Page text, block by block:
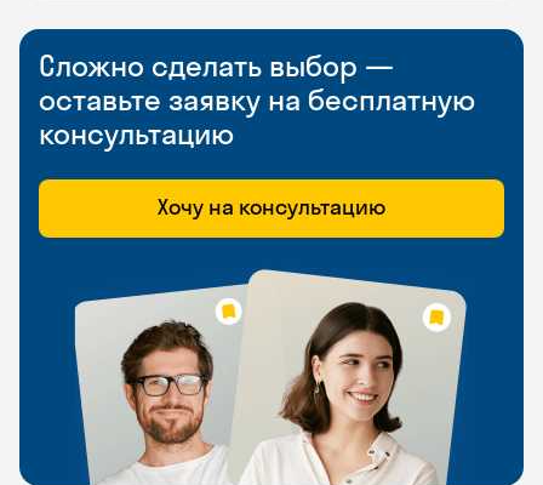
Сложно сделать выбор —
оставьте заявку на бесплатную
консультацию
Хочу на консультацию